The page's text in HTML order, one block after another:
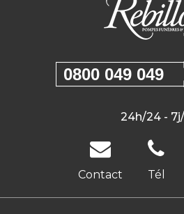
0800 049 049
24h/24 -
Contact Tél